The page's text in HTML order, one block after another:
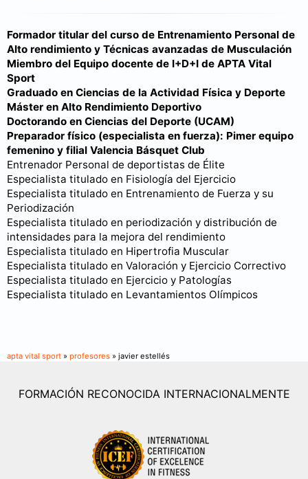
Formador titular del curso de Entrenamiento Personal de
Alto rendimiento y Técnicas avanzadas de Musculación
Miembro del Equipo docente de I+D+I de APTA Vital
Sport
Graduado en Ciencias de la Actividad Física y Deporte
Máster en Alto Rendimiento Deportivo
Doctorando en Ciencias del Deporte (UCAM)
Preparador físico (especialista en fuerza): Pimer equipo
femenino y filial Valencia Básquet Club
Entrenador Personal de deportistas de Élite
Especialista titulado en Fisiología del Ejercicio
Especialista titulado en Entrenamiento de Fuerza y su
Periodización
Especialista titulado en periodización y distribución de
intensidades para la mejora del rendimiento
Especialista titulado en Hipertrofia Muscular
Especialista titulado en Valoración y Ejercicio Correctivo
Especialista titulado en Ejercicio y Patologías
Especialista titulado en Levantamientos Olímpicos
apta vital sport » profesores » javier estellés
FORMACIÓN RECONOCIDA INTERNACIONALMENTE